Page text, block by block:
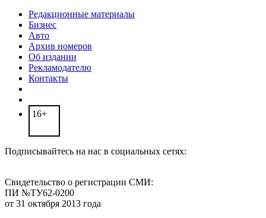
Редакционные материалы
Бизнес
Авто
Архив номеров
Об издании
Рекламодателю
Контакты
16+
Подписывайтесь на нас в социальных сетях:
Свидетельство о регистрации СМИ:
ПИ №ТУ62-0200
от 31 октября 2013 года